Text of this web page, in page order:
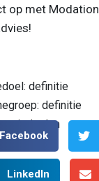
op met Modation
definitie
definitie
Facebook
LinkedIn